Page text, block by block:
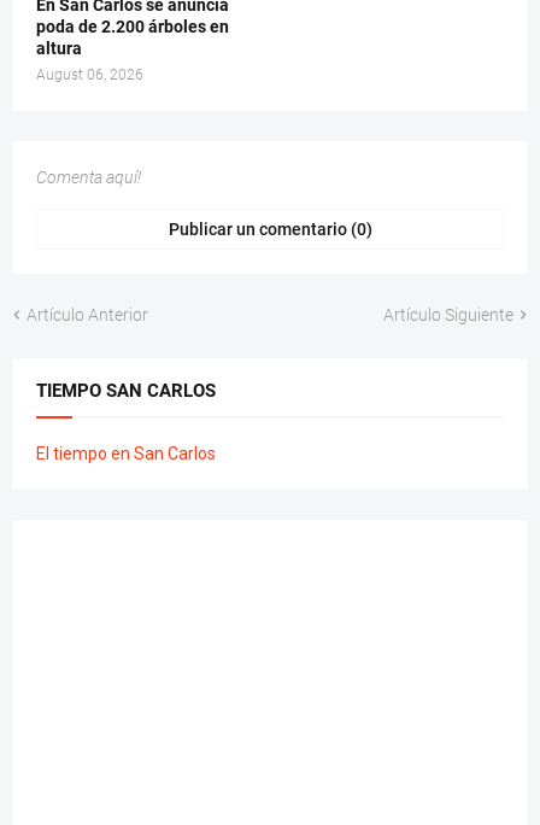
En San Carlos se anuncia
poda de 2.200 árboles en
altura
August 06, 2026
Comenta aquí!
Publicar un comentario (0)
Artículo Anterior Artículo Siguiente
TIEMPO SAN CARLOS
El tiempo en San Carlos